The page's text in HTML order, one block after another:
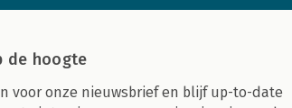
de hoogte
voor onze nieuwsbrief en blijf up-to-date